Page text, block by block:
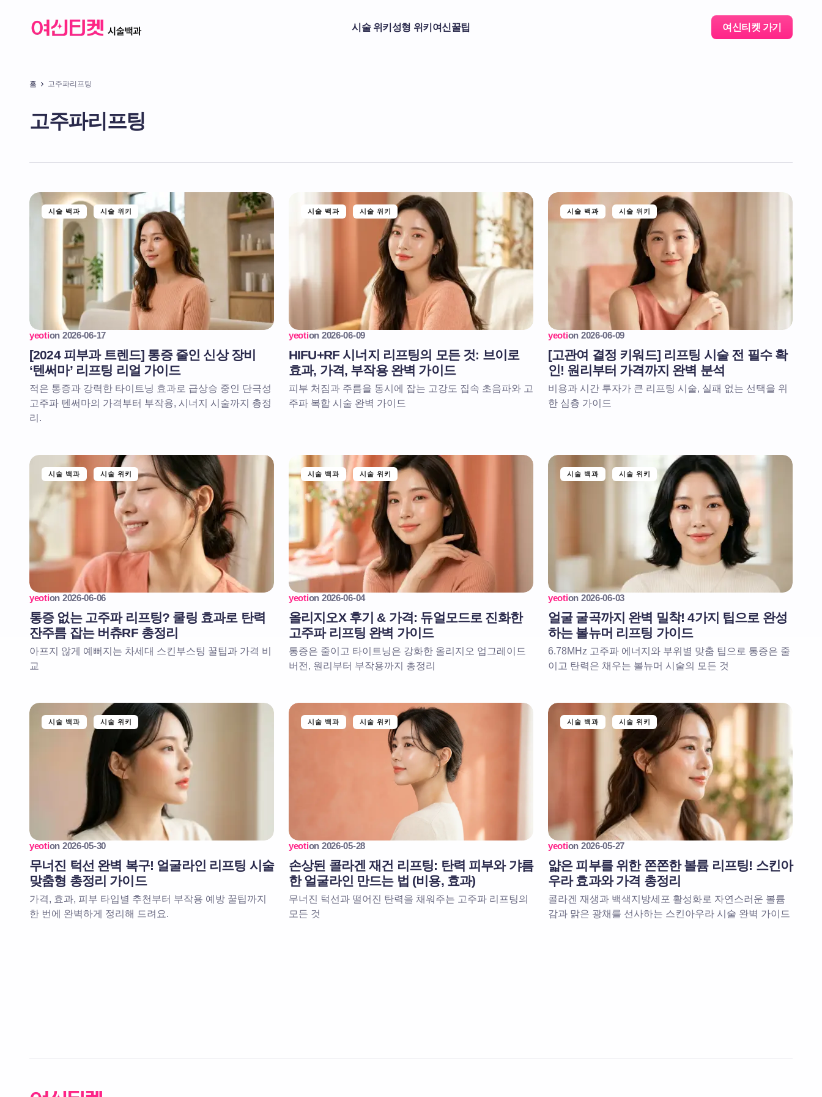
시술 위키 성형 위키 여신꿀팁 여신티켓 가기
홈 고주파리프팅
고주파리프팅
시술 백과 시술 위키
yeotion 2026-06-17
[2024 피부과 트렌드] 통증 줄인 신상 장비
‘텐써마’ 리프팅 리얼 가이드
적은 통증과 강력한 타이트닝 효과로 급상승 중인 단극성
고주파 텐써마의 가격부터 부작용, 시너지 시술까지 총정
리.
시술 백과 시술 위키
yeotion 2026-06-09
HIFU+RF 시너지 리프팅의 모든 것: 브이로
효과, 가격, 부작용 완벽 가이드
피부 처짐과 주름을 동시에 잡는 고강도 집속 초음파와 고
주파 복합 시술 완벽 가이드
시술 백과 시술 위키
yeotion 2026-06-09
[고관여 결정 키워드] 리프팅 시술 전 필수 확
인! 원리부터 가격까지 완벽 분석
비용과 시간 투자가 큰 리프팅 시술, 실패 없는 선택을 위
한 심층 가이드
시술 백과 시술 위키
yeotion 2026-06-06
통증 없는 고주파 리프팅? 쿨링 효과로 탄력
잔주름 잡는 버츄RF 총정리
아프지 않게 예뻐지는 차세대 스킨부스팅 꿀팁과 가격 비
교
시술 백과 시술 위키
yeotion 2026-06-04
올리지오X 후기 & 가격: 듀얼모드로 진화한
고주파 리프팅 완벽 가이드
통증은 줄이고 타이트닝은 강화한 올리지오 업그레이드
버전, 원리부터 부작용까지 총정리
시술 백과 시술 위키
yeotion 2026-06-03
얼굴 굴곡까지 완벽 밀착! 4가지 팁으로 완성
하는 볼뉴머 리프팅 가이드
6.78MHz 고주파 에너지와 부위별 맞춤 팁으로 통증은 줄
이고 탄력은 채우는 볼뉴머 시술의 모든 것
시술 백과 시술 위키
yeotion 2026-05-30
무너진 턱선 완벽 복구! 얼굴라인 리프팅 시술
맞춤형 총정리 가이드
가격, 효과, 피부 타입별 추천부터 부작용 예방 꿀팁까지
한 번에 완벽하게 정리해 드려요.
시술 백과 시술 위키
yeotion 2026-05-28
손상된 콜라겐 재건 리프팅: 탄력 피부와 갸름
한 얼굴라인 만드는 법 (비용, 효과)
무너진 턱선과 떨어진 탄력을 채워주는 고주파 리프팅의
모든 것
시술 백과 시술 위키
yeotion 2026-05-27
얇은 피부를 위한 쫀쫀한 볼륨 리프팅! 스킨아
우라 효과와 가격 총정리
콜라겐 재생과 백색지방세포 활성화로 자연스러운 볼륨
감과 맑은 광채를 선사하는 스킨아우라 시술 완벽 가이드